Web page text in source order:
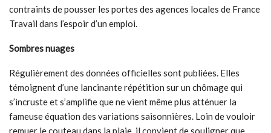
contraints de pousser les portes des agences locales de France
Travail dans l’espoir d’un emploi.
Sombres nuages
Régulièrement des données officielles sont publiées. Elles
témoignent d’une lancinante répétition sur un chômage qui
s’incruste et s’amplifie que ne vient même plus atténuer la
fameuse équation des variations saisonnières. Loin de vouloir
remuer le couteau dans la plaie, il convient de souligner que